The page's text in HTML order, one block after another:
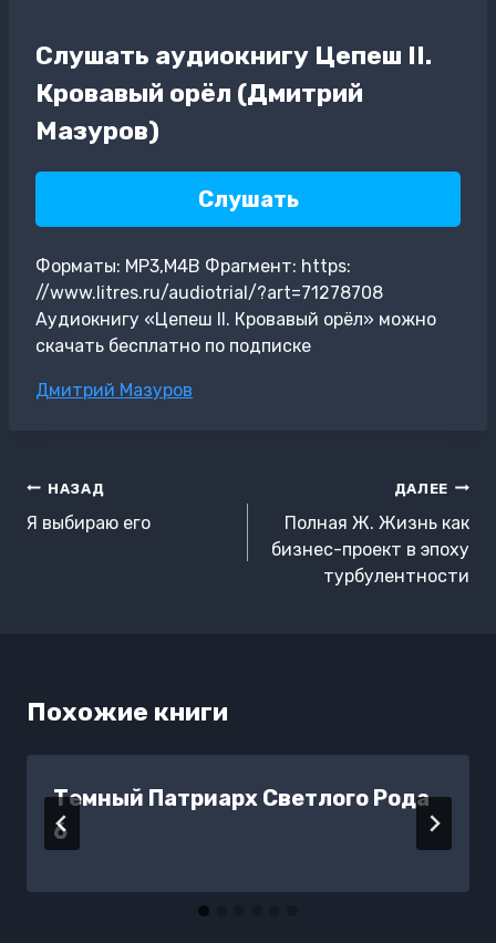
Слушать аудиокнигу Цепеш II.
Кровавый орёл (Дмитрий
Мазуров)
Слушать
Форматы: MP3,M4B Фрагмент: https:
//www.litres.ru/audiotrial/?art=71278708
Аудиокнигу «Цепеш II. Кровавый орёл» можно
скачать бесплатно по подписке
Метки
Дмитрий Мазуров
Навигация
по
НАЗАД
Я выбираю его
ДАЛЕЕ
Полная Ж. Жизнь как
бизнес-проект в эпоху
турбулентности
Похожие книги
Темный Патриарх Светлого Рода
6